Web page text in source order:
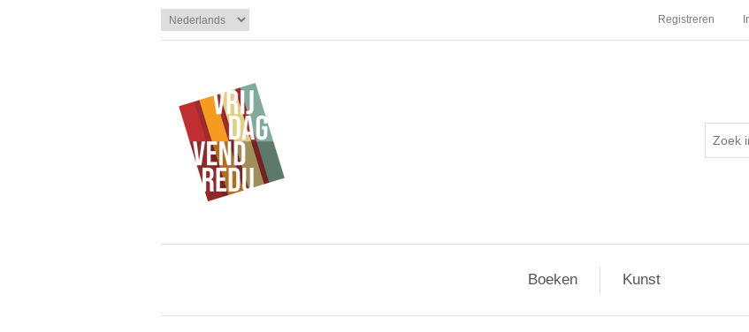
Registreren
Boeken Kunst